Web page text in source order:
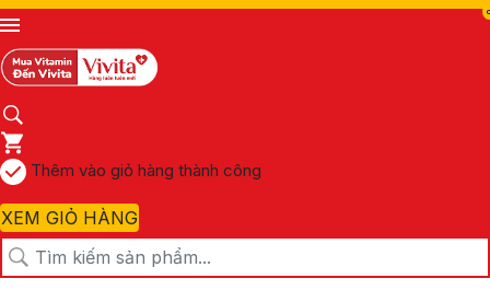
0
Thêm vào giỏ hàng thành công
XEM GIỎ HÀNG